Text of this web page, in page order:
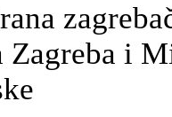
Zagreba i